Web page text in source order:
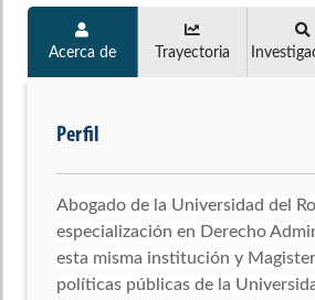
Acerca de Trayectoria
Perfil
Abogado de la Universidad del
especialización en Derecho
esta misma institución y
políticas públicas de la